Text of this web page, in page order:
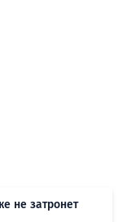
не затронет